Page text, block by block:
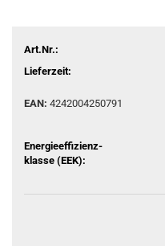
Art.Nr.:
Lieferzeit:
EAN: 4242004250791
Energieeffizienz-
klasse (EEK):